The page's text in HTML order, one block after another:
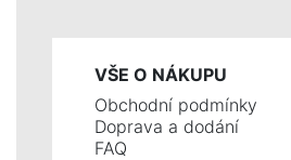
VŠE O NÁKUPU
Obchodní podmínky
Doprava a dodání
FAQ